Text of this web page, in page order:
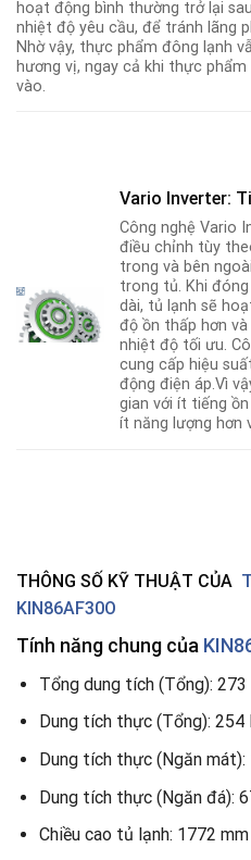
hoạt động bình thường trở lại
nhiệt độ yêu cầu, để tránh lãng
Nhờ vậy, thực phẩm đông lạnh
hương vị, ngay cả khi thực
vào.
Vario Inverter:
Công nghệ Vario
điều chỉnh tùy
trong và bên
trong tủ. Khi
dài, tủ lạnh sẽ
độ ồn thấp hơn
nhiệt độ tối ưu.
cung cấp hiệu
động điện áp.Vì
gian với ít tiếng
ít năng lượng hơn
THÔNG SỐ KỸ THUẬT CỦA
KIN86AF30O
Tính năng chung của
Tổng dung tích (Tổng): 273
Dung tích thực (Tổng): 254
Dung tích thực (Ngăn mát):
Dung tích thực (Ngăn đá):
Chiều cao tủ lạnh: 1772 mm